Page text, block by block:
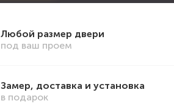
Любой размер двери
под ваш проем
Замер, доставка и установка
в подарок